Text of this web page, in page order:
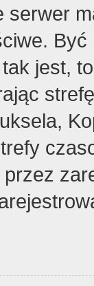
serwer
jest,